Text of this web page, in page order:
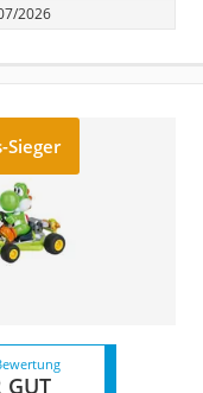
2026
Sieger
GUT